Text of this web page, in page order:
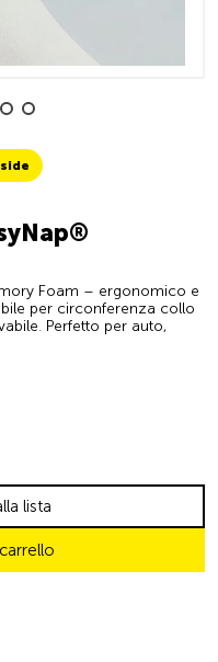
Foam – ergonomico e
per circonferenza collo
Perfetto per auto,
lista